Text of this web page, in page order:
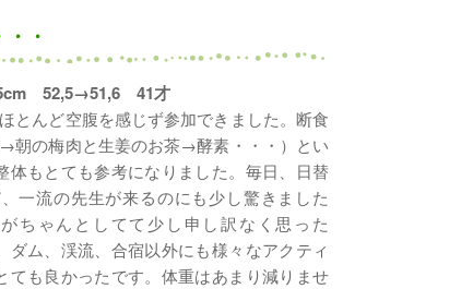
・
52,5→51,6 41才
とんど空腹を感じず参加できました。断食
朝の梅肉と生姜のお茶→酵素・・・）とい
体もとても参考になりました。毎日、日替
一流の先生が来るのにも少し驚きました
ちゃんとしてて少し申し訳なく思った
ム、渓流、合宿以外にも様々なアクティ
ても良かったです。体重はあまり減りませ